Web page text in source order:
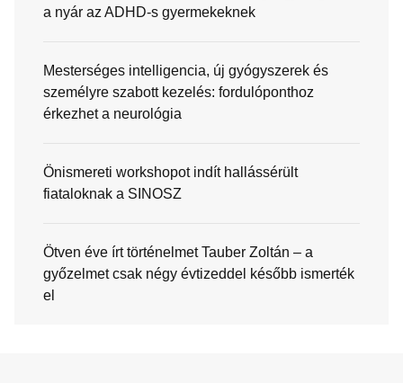
a nyár az ADHD-s gyermekeknek
Mesterséges intelligencia, új gyógyszerek és
személyre szabott kezelés: fordulóponthoz
érkezhet a neurológia
Önismereti workshopot indít hallássérült
fiataloknak a SINOSZ
Ötven éve írt történelmet Tauber Zoltán – a
győzelmet csak négy évtizeddel később ismerték
el